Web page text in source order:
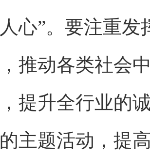
心”。要注重
推动各类社会
提升全行业的
主题活动，提